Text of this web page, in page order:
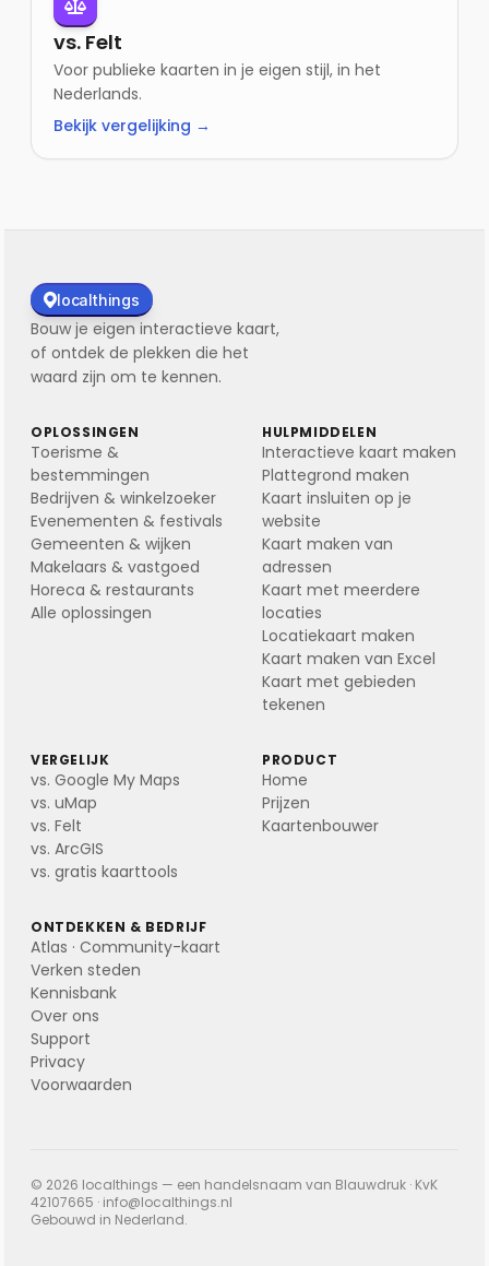
vs. Felt
Voor publieke kaarten in je eigen stijl, in het
Nederlands.
Bekijk vergelijking →
localthings
Bouw je eigen interactieve kaart,
of ontdek de plekken die het
waard zijn om te kennen.
OPLOSSINGEN
Toerisme &
bestemmingen
Bedrijven & winkelzoeker
Evenementen & festivals
Gemeenten & wijken
Makelaars & vastgoed
Horeca & restaurants
Alle oplossingen
HULPMIDDELEN
Interactieve kaart maken
Plattegrond maken
Kaart insluiten op je
website
Kaart maken van
adressen
Kaart met meerdere
locaties
Locatiekaart maken
Kaart maken van Excel
Kaart met gebieden
tekenen
VERGELIJK
vs. Google My Maps
vs. uMap
vs. Felt
vs. ArcGIS
vs. gratis kaarttools
PRODUCT
Home
Prijzen
Kaartenbouwer
ONTDEKKEN & BEDRIJF
Atlas · Community-kaart
Verken steden
Kennisbank
Over ons
Support
Privacy
Voorwaarden
© 2026 localthings — een handelsnaam van Blauwdruk · KvK
42107665 · info@localthings.nl
Gebouwd in Nederland.